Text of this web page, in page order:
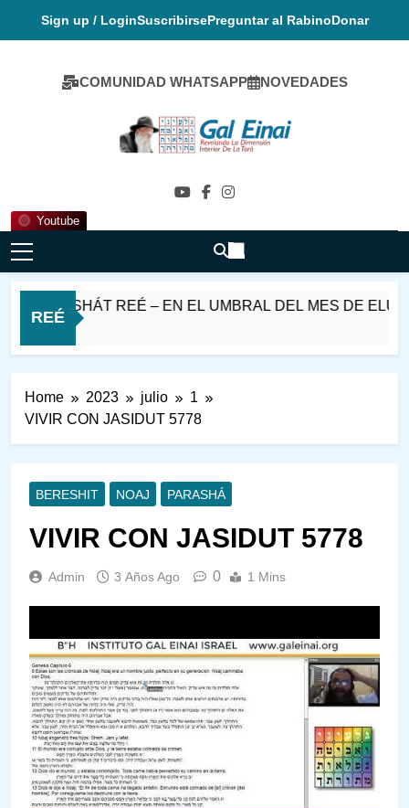
Sign up / LoginSuscribirsePreguntar al RabinoDonar
COMUNIDAD WHATSAPP NOVEDADES
Youtube
Gal Einai En
REÉ
PARASHÁT REÉ – EN EL UMBRAL DEL MES DE ELUL
Home 2023 julio
1
VIVIR CON JASIDUT 5778
BERESHIT NOAJ PARASHÁ
VIVIR CON JASIDUT 5778
Admin 3 Años Ago 0 1 Mins